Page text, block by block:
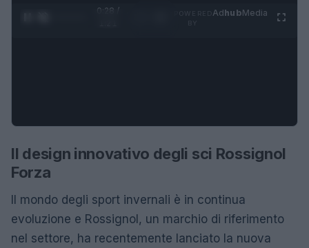
0:29 /
AdhubMedia
Il design innovativo degli sci Rossignol
Forza
Il mondo degli sport invernali è in continua
evoluzione e Rossignol, un marchio di riferimento
nel settore, ha recentemente lanciato la nuova